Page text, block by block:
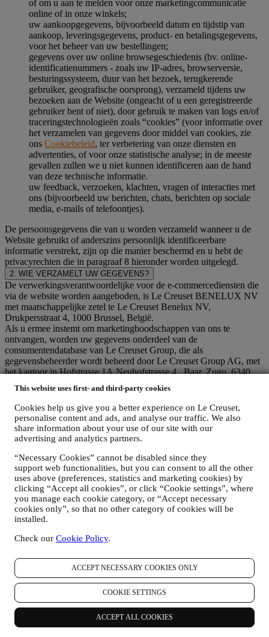
This website uses first- and third-party cookies
Cookies help us give you a better experience on Le Creuset,
personalise content and ads, and analyse our traffic. We also
share information about your use of our site with our
advertising and analytics partners.
“Necessary Cookies” cannot be disabled since they
support web functionalities, but you can consent to all the other
uses above (preferences, statistics and marketing cookies) by
clicking “Accept all cookies”, or click “Cookie settings”, where
you manage each cookie category, or “Accept necessary
cookies only”, so that no other category of cookies will be
installed.
Check our Cookie Policy.
ACCEPT NECESSARY COOKIES ONLY
COOKIE SETTINGS
ACCEPT ALL COOKIES
of om u aan te melden voor onze marketingcommunicatie
online of in onze winkels;
uw aankoopgegevens, bijvoorbeeld datum en tijdstip van
aankoop, leveringsgegevens, product- en betalingsgegevens,
voor het beheer van uw bestellingen;
gegevens over uw online browsegeschiedenis (bv. online-
identificatienummers - zoals uw IP-adres, browserversie,
besturingssysteem, duur van het bezoek, terugkerende
gebruiker, geografische oorsprong), verzameld tijdens uw
bezoeken aan de Website (ongeacht of u een geregistreerde
gebruiker bent of niet), door gebruik te maken van logs en/of
traceringstechnologieën zoals “cookies” (voor informatie over
het verzamelen van gegevens door middel van cookies, zie
ons Cookiebeleid, ter verbetering van onze diensten en
advertenties, of voor onze statistische analyse; in de meeste
gevallen zullen we u niet kunnen identificeren aan de hand
van deze technische informatie.
uw feedback, verzoeken, klachten, vragen of interacties met
ons (bijvoorbeeld uw berichten, chats, berichten op sociale
media, e-mails of telefoontjes).
De persoonsgegevens die van u worden verzameld wanneer u de
Website gebruikt of anderszins persoonlijk identificeerbare
informatie verstrekt, zijn op die manier beschermd en u hebt de
privacyrechten die in paragraaf 8 hieronder worden uitgelegd.
2. WIE VERZAMELT UW GEGEVENS?
De verwerkingsverantwoordelijke voor de e-commercediensten die
via de website worden aangeboden, is Le Creuset BENELUX NV
met maatschappelijke zetel te Le Creuset Benelux NV,
Drukpersstraat 4, 1000 Brussel, België.
Als u ermee instemt om marketingboodschappen van ons te
ontvangen, worden uw gegevens onderdeel van de
consumentendatabase van Le Creuset Group, die als
gegevensbeheerder wordt beheerd door Le Creuset Group AG, met
het kantoor in Hofstrasse 1A,Neuhofstrasse 4 , Baar, Zugo, 6340
kantoor in Paseo de Gracia 9, 2º, 08007 Barcelona, Spanje, heeft
aangesteld als vertegenwoordiger in de EU), op basis van een
overeenkomst tot gezamenlijke zeggenschap die in wezen voorziet
in (a) Le Creuset Group AG die verantwoordelijk is voor de
algemene strategie met betrekking tot marketing en
profiteren van deze strategie en deze uitvoeren, alsmede
onafhankelijk marketingcommunicatie/initiatieven ontwikkelen op
lokaal niveau (binnen een bepaald land); (c) beide gezamenlijk
beheerders die nodig zijn om de verzoeken van uw betrokkene om
rechten af te handelen.
3. WAAROM VERZAMELEN WIJ DEZE GEGEVENS?
Wij kunnen uw gegevens verwerken voor de volgende doeleinden:
VOOR ONZE WETTELIJKE VERPLICHTINGEN
Mogelijk moeten we bepaalde gegevens over u verwerken om
te voldoen aan onze wettelijke verplichtingen en andere
verplichtingen die voortvloeien uit instructies van de overheid.
OM EEN LE CREUSET-ACCOUNT AAN TE MAKEN
We zullen uw gegevens gebruiken om een Le Creuset-
account aan te maken die u toegang geeft tot een reeks
voordelen voor geregistreerde gebruikers, om beter te kunnen